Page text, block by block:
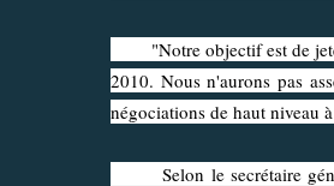
"Notre objectif est de jeter
2010. Nous n'aurons pas
négociations de haut niveau
Selon le secrétaire